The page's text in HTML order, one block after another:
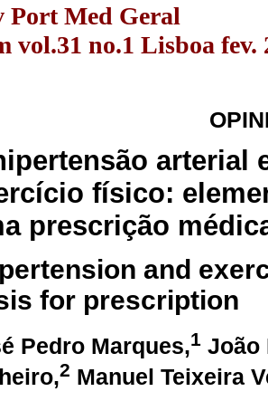
Port Med Geral
vol.31 no.1 Lisboa fev.
arterial
físico:
prescrição
and
for prescription
Pedro Marques,1 João
2 Manuel Teixeira